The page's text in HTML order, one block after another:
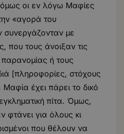
οι εν λόγω Μαφίες
«αγορά του
συνεργάζονταν με
που τους άνοιξαν τις
ή τους
[πληροφορίες, στόχους
έχει πάρει το δικό
πίτα. Όμως,
φτάνει για όλους κι
που θέλουν να